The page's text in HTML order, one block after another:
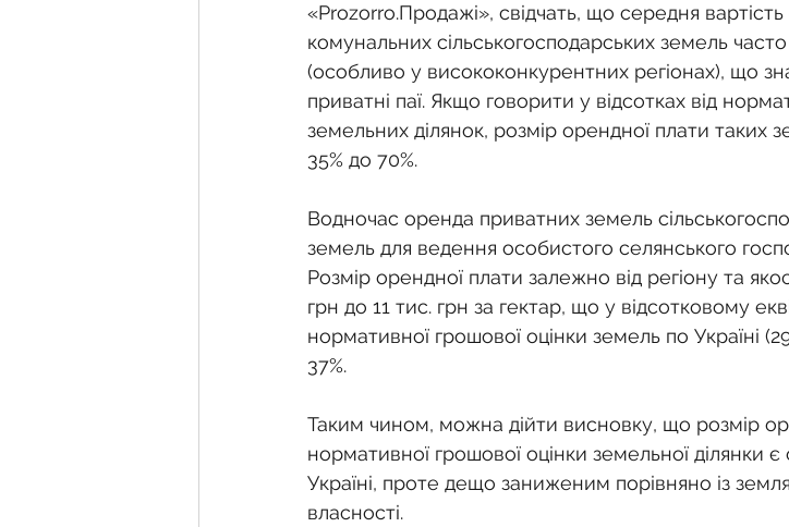
«Prozorro.Продажі», свідчать, що середня
комунальних сільськогосподарських земель
(особливо у висококонкурентних регіонах), що
приватні паї. Якщо говорити у відсотках від
земельних ділянок, розмір орендної плати таких
35% до 70%.
Водночас оренда приватних земель
земель для ведення особистого селянського
Розмір орендної плати залежно від регіону та
грн до 11 тис. грн за гектар, що у відсотковому
нормативної грошової оцінки земель по Україні
37%.
Таким чином, можна дійти висновку, що розмір
нормативної грошової оцінки земельної ділянки
Україні, проте дещо заниженим порівняно із
власності.